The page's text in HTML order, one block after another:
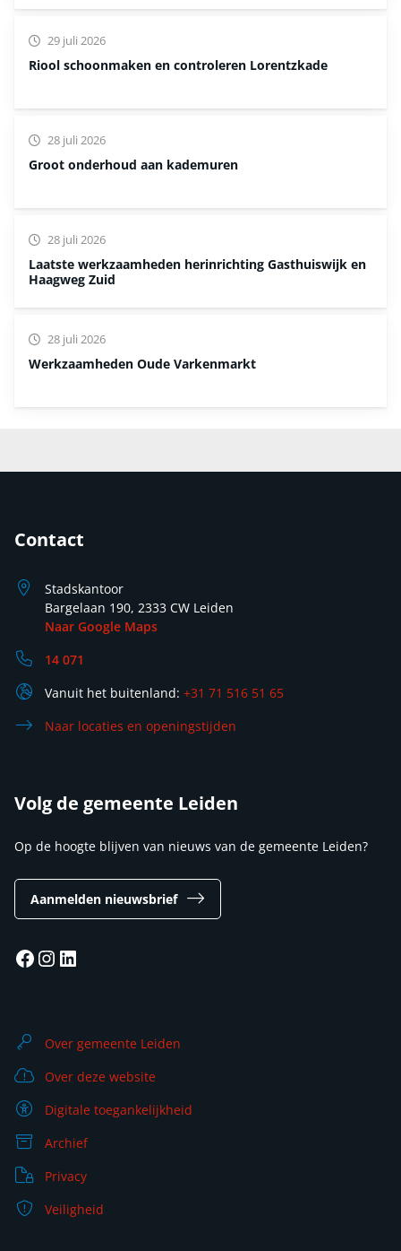
Riool schoonmaken en controleren Lorentzkade
29 juli 2026
Groot onderhoud aan kademuren
28 juli 2026
Laatste werkzaamheden herinrichting Gasthuiswijk en
Haagweg Zuid
28 juli 2026
Werkzaamheden Oude Varkenmarkt
28 juli 2026
Contact
Stadskantoor
Bargelaan 190, 2333 CW Leiden
Naar Google Maps
14 071
Vanuit het buitenland: +31 71 516 51 65
Naar locaties en openingstijden
Volg de gemeente Leiden
Op de hoogte blijven van nieuws van de gemeente Leiden?
Aanmelden nieuwsbrief
Facebook
Instagram
LinkedIn
Over gemeente Leiden
Over deze website
Digitale toegankelijkheid
Archief
Privacy
Veiligheid